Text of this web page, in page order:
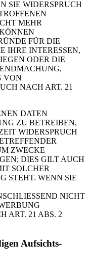
SIE WIDERSPRUCH
MEHR
FÜR DIE
IHRE INTERESSEN,
ODER DIE
VON
NACH ART. 21
DATEN
ZU BETREIBEN,
WIDERSPRUCH
ZWECKE
DIES GILT AUCH
SOLCHER
STEHT. WENN SIE
NICHT
ART. 21 ABS. 2
Aufsichts­